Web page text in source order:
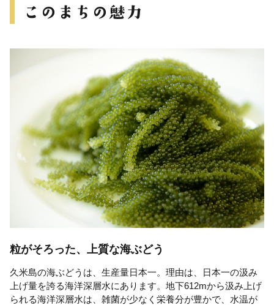
粒がそろった、上質な海ぶどう
久米島の海ぶどうは、生産量日本一。理由は、日本一の汲み
上げ量を誇る海洋深層水にあります。地下612mから汲み上げ
られる海洋深層水は、雑菌が少なく栄養分が豊かで、水温が